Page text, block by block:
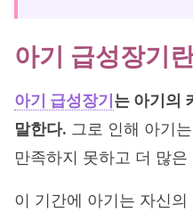
아기 급성장기
아기 급성장기 는 아기의
말한다. 그로 인해 아기
만족하지 못하고 더 많
이 기간에 아기는 자신